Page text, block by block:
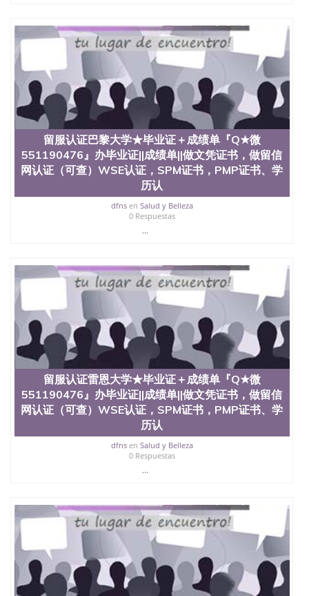
合性大学，每年有来自世界各地的成百上千的海外学
生前往求学。 至今，这是一所在世界上享有学术地
位、声誉、实习机会和影响力的高等教育机构，并获
誉为美国本科教育质量的核心代表。其计算机系与会
计系更是在当今美国大学教学排名中表现优异。其毕
业生大多可以在其所处地域的世界硅谷中心得到工作
机会。许多硅谷公司甚至在学生大三和大四的学期提
供许多相应科系的实习机会。无论是加州大学系统
(UC)，还是加州州立大学系统(CSU), 圣何塞州立大学
都占据着加州所有大学中的地理位置。 圣何塞州立大
学座落于硅谷(Silicon Valley), 于附近的旧金山-圣何塞
地区为全美的重要科技中心。约有学生三万人，超过
134种学士学科和65个硕士学科，并有来自世界60余
国的学生来此就读。其有名的科系如计算机科学，电
子工程学，工商管理学，艺术设计，和航空学等，深
受性肯定及好评；而各种大学部和研究所的商学课程
定金下单； 3、公司确认到账转制作点做电子图；
4、电子图做好发给客户确认； 5、电子图确认好转成
品部做成品； 6、成品做好拍照或者视频确认再付余
款； 7、快递给客户（国内顺丰，国外DHL）。 三、
真实网上可查的证明材料 1、教育部学历学位认证，
留服真实存档可查，存档。 2、留学回国人员证明
（使馆认证），使馆网站真实存档可查。 3、留信网
真实可查认证办理，存档可查，终身受用。 四、办理
流程农业科学院、艺术与建筑学院、商学院、交流学
院、地球及物质科学院、教育学院、工程学院、健康
与人类发展学院、信息工程与科学学院、人文学院、
护理学院、科学学院等。学校的教育学院排名在全美
前十名，工学院排名在前十五名，且继续攀升中。纽
约大学为学生们提供本科、硕士及博士学位。学校的
专业课程包括：会计学、MBA、财务、教育、建筑工
理、材料科学、机械工程、航天工程、土木工程、数
学、化学、英语、社会科学、心理学、戏剧、市场营
销、机械工程、计算机科学、物理学、人工智能、商
科、金融专业 1、客户提供相关材料，确定客户办理
信息，给出操作方案； 2、补充毕业证成绩单等相关
材料； 3、留服注册申请账号，付定金； 4、预约递
交时间，公司人员陪同客户本人一起去留服递交材
留服认证巴黎大学★毕业证＋成绩单『Q★微
551190476』办毕业证||成绩单||做文凭证书，做留信
网认证（可查）WSE认证，SPM证书，PMP证书、学
历认
dfnsen Salud y Belleza
0 Respuestas
...
留服认证雷恩大学★毕业证＋成绩单『Q★微
551190476』办毕业证||成绩单||做文凭证书，做留信
网认证（可查）WSE认证，SPM证书，PMP证书、学
历认
dfnsen Salud y Belleza
0 Respuestas
...